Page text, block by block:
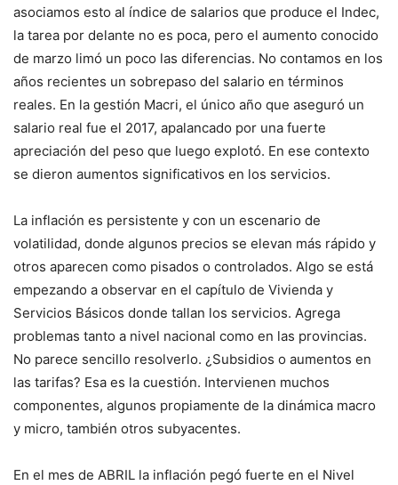
asociamos esto al índice de salarios que produce el Indec,
la tarea por delante no es poca, pero el aumento conocido
de marzo limó un poco las diferencias. No contamos en los
años recientes un sobrepaso del salario en términos
reales. En la gestión Macri, el único año que aseguró un
salario real fue el 2017, apalancado por una fuerte
apreciación del peso que luego explotó. En ese contexto
se dieron aumentos significativos en los servicios.
La inflación es persistente y con un escenario de
volatilidad, donde algunos precios se elevan más rápido y
otros aparecen como pisados o controlados. Algo se está
empezando a observar en el capítulo de Vivienda y
Servicios Básicos donde tallan los servicios. Agrega
problemas tanto a nivel nacional como en las provincias.
No parece sencillo resolverlo. ¿Subsidios o aumentos en
las tarifas? Esa es la cuestión. Intervienen muchos
componentes, algunos propiamente de la dinámica macro
y micro, también otros subyacentes.
En el mes de ABRIL la inflación pegó fuerte en el Nivel